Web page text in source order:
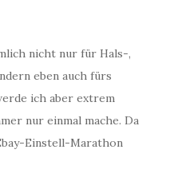
nicht nur für Hals-,
eben auch fürs
ich aber extrem
nur einmal mache. Da
Einstell-Marathon